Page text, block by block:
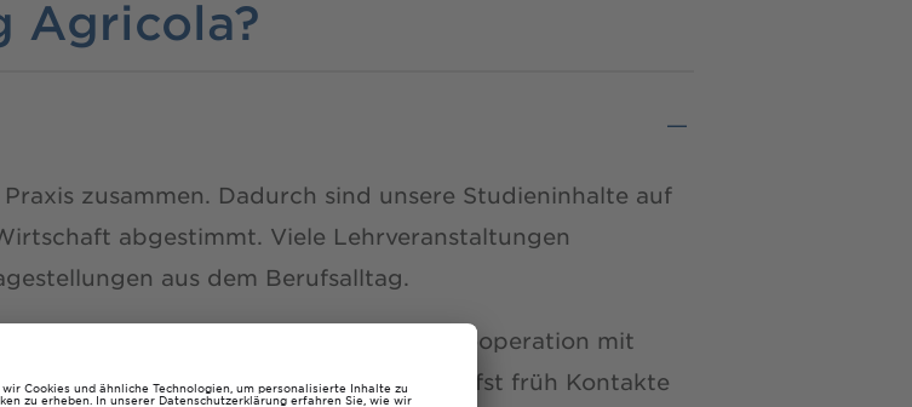
Agricola?
zusammen. Dadurch sind unsere Studieninhalte auf
abgestimmt. Viele Lehrveranstaltungen
aus dem Berufsalltag.
direkt in Unternehmen oder in Kooperation mit
praktische Erfahrungen und knüpfst früh Kontakte